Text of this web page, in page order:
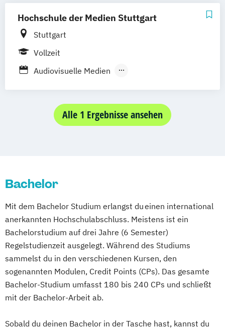
Hochschule der Medien Stuttgart
Stuttgart
Vollzeit
Audiovisuelle Medien
Vertiefung Sportkommunikation
Crossmedia-Redaktion/Public Relations
Medieninformatik
Online-Medien-Management
Print Media Technologie
Print-Media-Management
Unternehmenskommunikation
Werbung und Marktkommunikation
Wirtschaftsinformatik und digitale Medien
Alle 1 Ergebnisse ansehen
Bachelor
Mit dem Bachelor Studium erlangst du einen international
anerkannten Hochschulabschluss. Meistens ist ein
Bachelorstudium auf drei Jahre (6 Semester)
Regelstudienzeit ausgelegt. Während des Studiums
sammelst du in den verschiedenen Kursen, den
sogenannten Modulen, Credit Points (CPs). Das gesamte
Bachelor-Studium umfasst 180 bis 240 CPs und schließt
mit der Bachelor-Arbeit ab.
Sobald du deinen Bachelor in der Tasche hast, kannst du